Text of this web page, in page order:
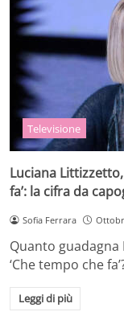
Televisione
Luciana
fa’: la cifra da
Sofia Ferrara
Quanto
‘Che tempo che
Leggi di più